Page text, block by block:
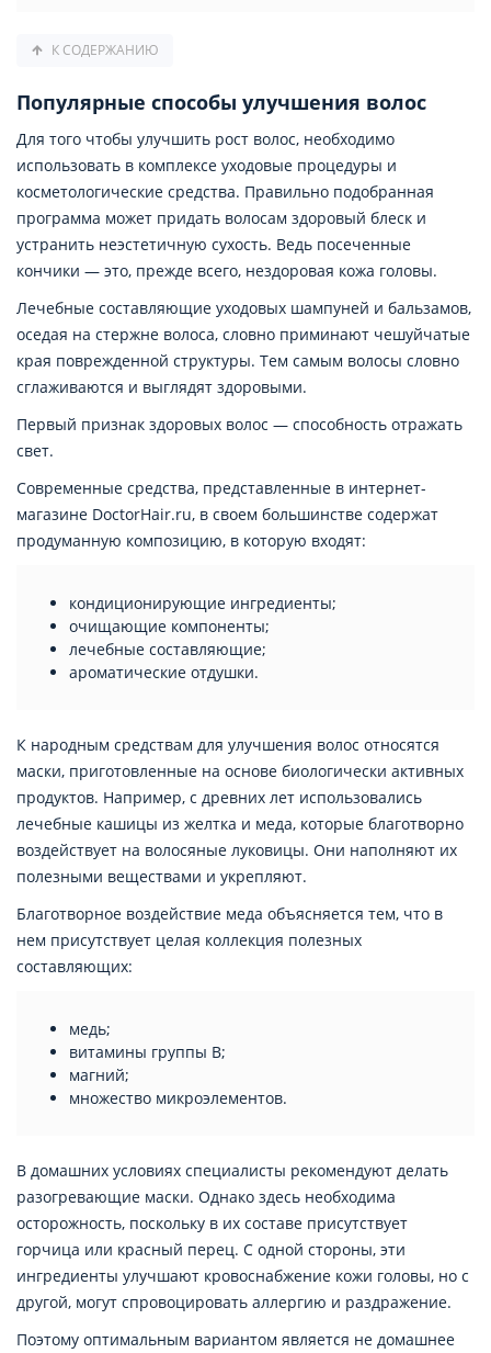
К СОДЕРЖАНИЮ
Популярные способы улучшения волос
Для того чтобы улучшить рост волос, необходимо
использовать в комплексе уходовые процедуры и
косметологические средства. Правильно подобранная
программа может придать волосам здоровый блеск и
устранить неэстетичную сухость. Ведь посеченные
кончики — это, прежде всего, нездоровая кожа головы.
Лечебные составляющие уходовых шампуней и бальзамов,
оседая на стержне волоса, словно приминают чешуйчатые
края поврежденной структуры. Тем самым волосы словно
сглаживаются и выглядят здоровыми.
Первый признак здоровых волос — способность отражать
свет.
Современные средства, представленные в интернет-
магазине DoctorHair.ru, в своем большинстве содержат
продуманную композицию, в которую входят:
кондиционирующие ингредиенты;
очищающие компоненты;
лечебные составляющие;
ароматические отдушки.
К народным средствам для улучшения волос относятся
маски, приготовленные на основе биологически активных
продуктов. Например, с древних лет использовались
лечебные кашицы из желтка и меда, которые благотворно
воздействует на волосяные луковицы. Они наполняют их
полезными веществами и укрепляют.
Благотворное воздействие меда объясняется тем, что в
нем присутствует целая коллекция полезных
составляющих:
медь;
витамины группы B;
магний;
множество микроэлементов.
В домашних условиях специалисты рекомендуют делать
разогревающие маски. Однако здесь необходима
осторожность, поскольку в их составе присутствует
горчица или красный перец. С одной стороны, эти
ингредиенты улучшают кровоснабжение кожи головы, но с
другой, могут спровоцировать аллергию и раздражение.
Поэтому оптимальным вариантом является не домашнее